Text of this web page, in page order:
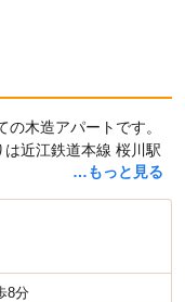
…もっと見る
木造アパートです。
近江鉄道本線 桜川駅
8分